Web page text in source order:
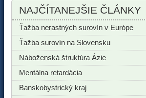
NAJČÍTANEJŠIE ČLÁNKY
Ťažba nerastných surovín v Európe
Ťažba surovín na Slovensku
Náboženská štruktúra Ázie
Mentálna retardácia
Banskobystrický kraj